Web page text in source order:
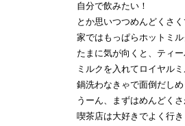
自分で飲みたい！
とか思いつつめんどくさ
家ではもっぱらホットミ
たまに気が向くと、ティ
ミルクを入れてロイヤル
鍋洗わなきゃで面倒だし
うーん、まずはめんどく
喫茶店は大好きでよく行